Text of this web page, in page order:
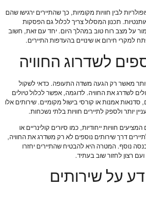
לבין חוויות מקומיות, כך שהתיירים ירגישו שהם
תכנון המסלול צריך לכלול גם הפסקות
על מצב רוח טוב במהלך היום. יחד עם זאת, חשוב
למקרי חירום או שינויים בהעדפות התיירים.
לשדרוג החוויה
יותר מאשר רק הגעה משדה התעופה. כדאי לשקול
לשדרג את החוויה. לדוגמה, אפשר לכלול טיולים
סדנאות אמנות או קורסי בישול מקומיים. שירותים אלו
יותר ולספק לתיירים חוויות בלתי נשכחות.
חוויות ייחודיות, כמו סיורים קולינריים או
דרך שירותים נוספים לא רק משדרג את החוויה,
נוסף. המטרה היא להבטיח שהתיירים יחזרו
ועם רצון לחזור שוב בעתיד.
על שירותים